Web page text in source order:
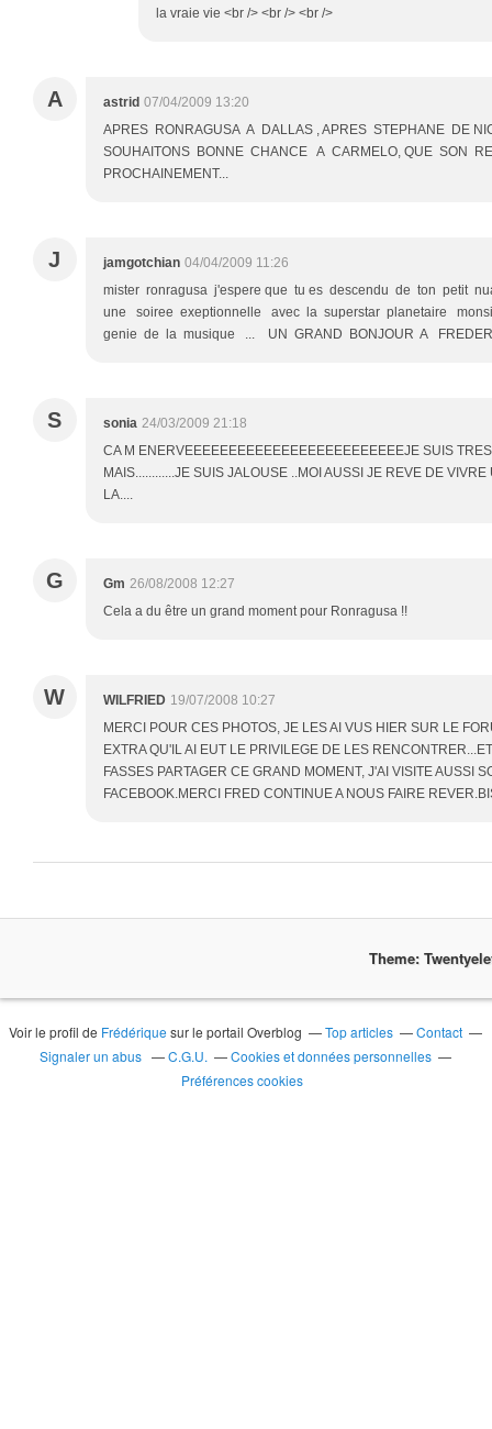
la vraie vie <br /> <br /> <br />
A astrid 07/04/2009 13:20
APRES RONRAGUSA A DALLAS , APRES STEPHANE DE
SOUHAITONS BONNE CHANCE A CARMELO, QUE SON
PROCHAINEMENT...
J jamgotchian 04/04/2009 11:26
mister ronragusa j'espere que tu es descendu de ton petit
une soiree exeptionnelle avec la superstar planetaire
genie de la musique ... UN GRAND BONJOUR A
S sonia 24/03/2009 21:18
CA M ENERVEEEEEEEEEEEEEEEEEEEEEEEEEJE SUIS
MAIS............JE SUIS JALOUSE ..MOI AUSSI JE REVE DE
LA....
G Gm 26/08/2008 12:27
Cela a du être un grand moment pour Ronragusa !!
W WILFRIED 19/07/2008 10:27
MERCI POUR CES PHOTOS, JE LES AI VUS HIER SUR LE
EXTRA QU'IL AI EUT LE PRIVILEGE DE LES
FASSES PARTAGER CE GRAND MOMENT, J'AI VISITE AUSSI
FACEBOOK.MERCI FRED CONTINUE A NOUS FAIRE
Theme:
Voir le profil de Frédérique sur le portail Overblog Top articles
Contact
Signaler un abus
C.G.U.
Cookies et données personnelles
Préférences cookies